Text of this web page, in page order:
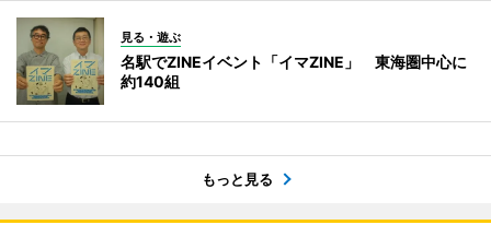
見る・遊ぶ
名駅でZINEイベント「イマZINE」 東海圏中心に
約140組
もっと見る